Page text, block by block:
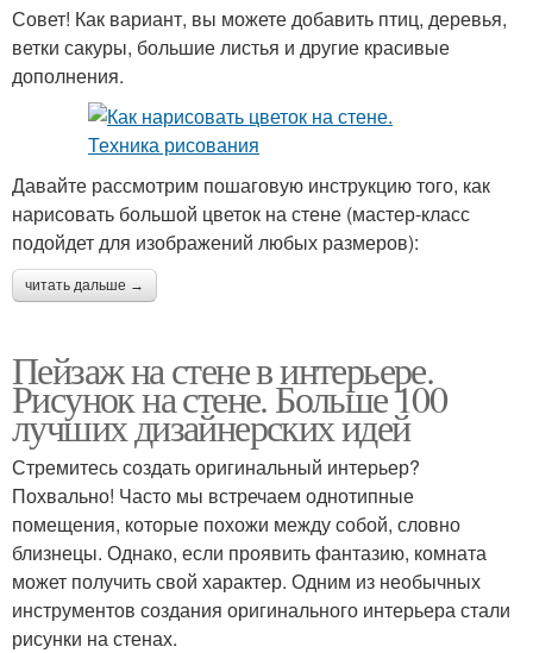
Совет! Как вариант, вы можете добавить птиц, деревья,
ветки сакуры, большие листья и другие красивые
дополнения.
Давайте рассмотрим пошаговую инструкцию того, как
нарисовать большой цветок на стене (мастер-класс
подойдет для изображений любых размеров):
читать дальше →
Пейзаж на стене в интерьере.
Рисунок на стене. Больше 100
лучших дизайнерских идей
Стремитесь создать оригинальный интерьер?
Похвально! Часто мы встречаем однотипные
помещения, которые похожи между собой, словно
близнецы. Однако, если проявить фантазию, комната
может получить свой характер. Одним из необычных
инструментов создания оригинального интерьера стали
рисунки на стенах.